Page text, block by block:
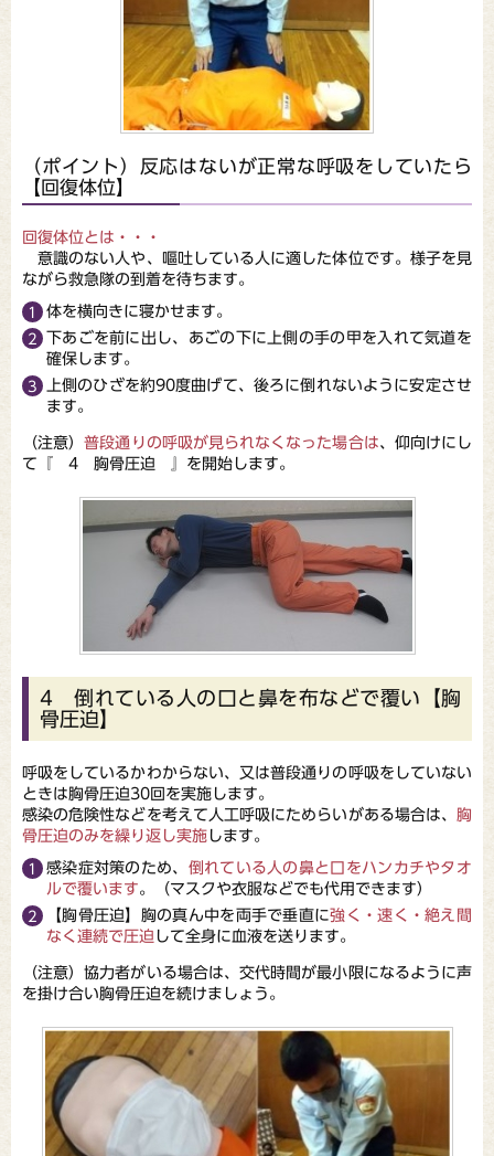
（ポイント）反応はないが正常な呼吸をしていたら
【回復体位】
回復体位とは・・・
意識のない人や、嘔吐している人に適した体位です。様子を見
ながら救急隊の到着を待ちます。
体を横向きに寝かせます。
下あごを前に出し、あごの下に上側の手の甲を入れて気道を
確保します。
上側のひざを約90度曲げて、後ろに倒れないように安定させ
ます。
（注意）普段通りの呼吸が見られなくなった場合は、仰向けにし
て『 4 胸骨圧迫 』を開始します。
4 倒れている人の口と鼻を布などで覆い【胸
骨圧迫】
呼吸をしているかわからない、又は普段通りの呼吸をしていない
ときは胸骨圧迫30回を実施します。
感染の危険性などを考えて人工呼吸にためらいがある場合は、 胸
骨圧迫のみを繰り返し実施 します。
感染症対策のため、 倒れている人の鼻と口をハンカチやタオ
ルで覆います。（マスクや衣服などでも代用できます）
【胸骨圧迫】胸の真ん中を両手で垂直に強く・速く・絶え間
なく連続で圧迫 して全身に血液を送ります。
（注意）協力者がいる場合は、交代時間が最小限になるように声
を掛け合い胸骨圧迫を続けましょう。